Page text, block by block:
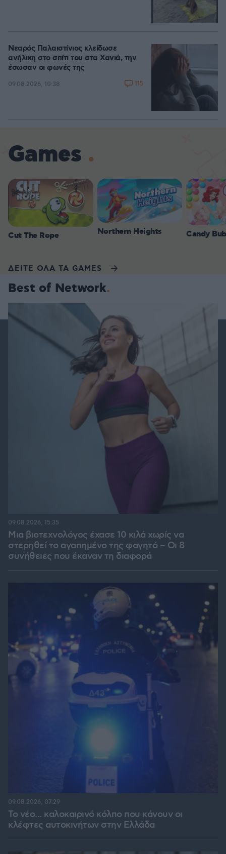
Νεαρός Παλαιστίνιος κλείδωσε
ανήλικη στο σπίτι του στα Χανιά, την
έσωσαν οι φωνές της
09.08.2026, 10:38 115
Games
Cut The Rope Northern Heights Candy
ΔΕΙΤΕ ΟΛΑ ΤΑ GAMES
Best of Network
Μια βιοτεχνολόγος έχασε 10 κιλά χωρίς να
στερηθεί το αγαπημένο της φαγητό – Οι 8
συνήθειες που έκαναν τη διαφορά
09.08.2026, 15:35
Το νέο... καλοκαιρινό κόλπο που κάνουν οι
κλέφτες αυτοκινήτων στην Ελλάδα
09.08.2026, 07:29